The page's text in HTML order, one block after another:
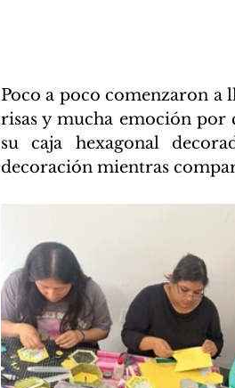
Poco a poco comenzaron a
risas y mucha emoción por
su caja hexagonal
decoración mientras